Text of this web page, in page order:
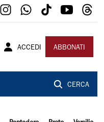
ACCEDI ABBONATI
CERCA